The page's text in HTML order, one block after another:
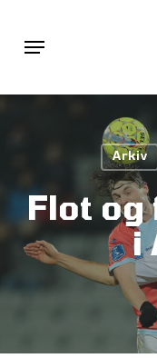
Menu
Arkiv
Flot
i